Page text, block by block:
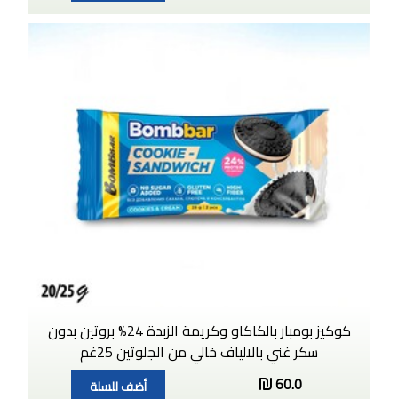
كوكيز بومبار بالكاكاو وكريمة الزبدة 24% بروتين بدون
سكر غني بالالياف خالي من الجلوتين 25غم
60.0
أضف للسلة